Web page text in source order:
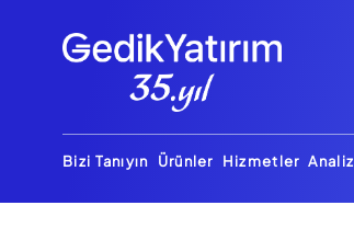
Bizi Tanıyın Ürünler Hizmetler Analiz